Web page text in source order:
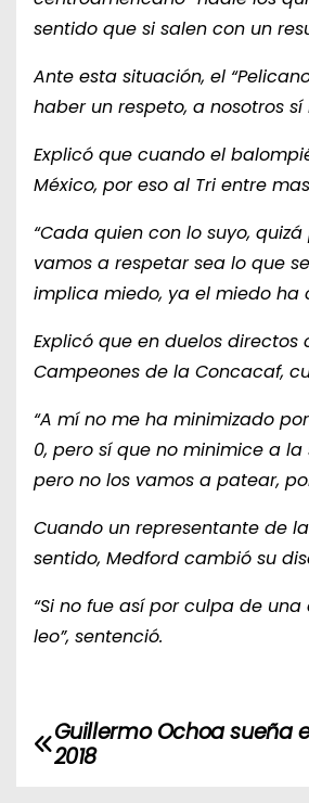
sentido que si salen con un
Ante esta situación, el
haber un respeto, a nosotros
Explicó que cuando el
México, por eso al Tri entre
“Cada quien con lo suyo,
vamos a respetar sea lo que
implica miedo, ya el miedo ha
Explicó que en duelos
Campeones de la Concacaf,
“A mí no me ha minimizado
0, pero sí que no minimice a
pero no los vamos a patear,
Cuando un representante de
sentido, Medford cambió su
“Si no fue así por culpa de
leo”, sentenció.
NGuillermo Ochoa sueña
2018